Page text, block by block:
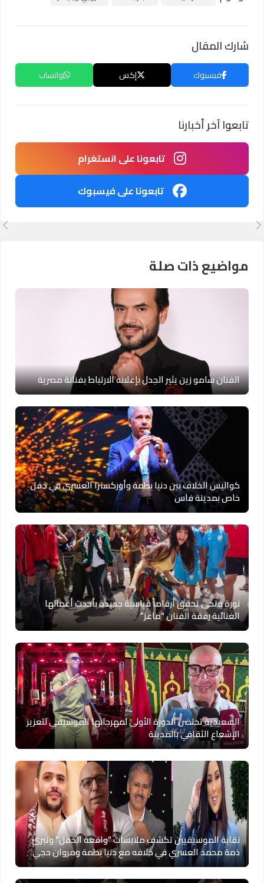
شارك المقال
فيسبوك إكس واتساب
تابعوا آخر أخبارنا
تابعونا على انستغرام
تابعونا على فيسبوك
مواضيع ذات صلة
الفنان سامو زين يثير الجدل بإعلانه الارتباط بفنانة مصرية
كواليس الخلاف بين دنيا بطمة وأوركسترا العسري في حفل
خاص بمدينة فاس
نورة فتحي تحقق أرقاماً قياسية جديدة بأحدث أعمالها
الغنائية رفقة الفنان “ماعز”
السعيدية تحتضن الدورة الأولى لمهرجانها الموسيقي لتعزيز
الإشعاع الثقافي بالمدينة
نقابة الموسيقيين تكشف ملابسات “واقعة الحفل” وتبرئ
ذمة محمد العسري في خلافه مع دنيا بطمة ومروان حجي